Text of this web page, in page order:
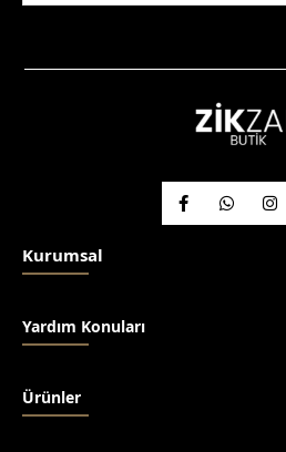
Kurumsal
Yardım Konuları
Ürünler